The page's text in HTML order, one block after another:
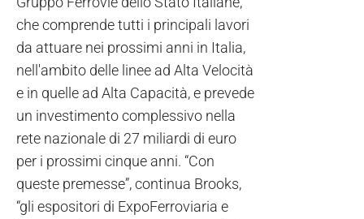
che comprende tutti i principali lavori
da attuare nei prossimi anni in Italia,
nell'ambito delle linee ad Alta Velocità
e in quelle ad Alta Capacità, e prevede
un investimento complessivo nella
rete nazionale di 27 miliardi di euro
per i prossimi cinque anni. “Con
queste premesse”, continua Brooks,
“gli espositori di ExpoFerroviaria e